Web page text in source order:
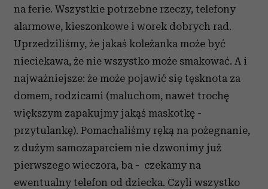
na ferie. Wszystkie potrzebne rzeczy, telefony
alarmowe, kieszonkowe i worek dobrych rad.
Uprzedziliśmy, że jakaś koleżanka może być
nieciekawa, że nie wszystko może smakować. A i
najważniejsze: że może pojawić się tęsknota za
domem, rodzicami (maluchom, nawet trochę
większym zapakujmy jakąś maskotkę -
przytulankę). Pomachaliśmy ręką na pożegnanie,
z dużym samozaparciem nie dzwonimy już
pierwszego wieczora, ba - czekamy na
ewentualny telefon od dziecka. Czyli wszystko